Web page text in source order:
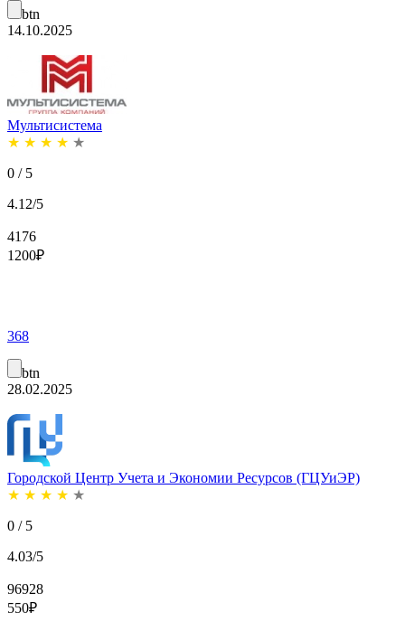
btn
14.10.2025
Мультисистема
★ ★ ★ ★ ★
0 / 5
4.12/5
4176
1200₽
368
btn
28.02.2025
Городской Центр Учета и Экономии Ресурсов (ГЦУиЭР)
★ ★ ★ ★ ★
0 / 5
4.03/5
96928
550₽